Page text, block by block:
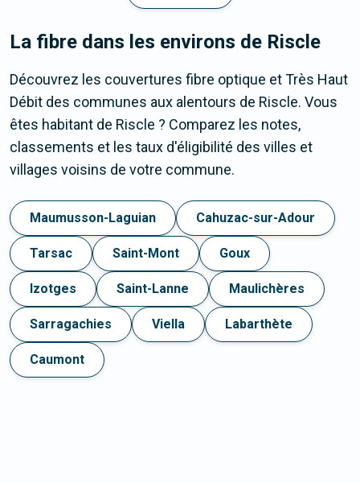
La fibre dans les environs de Riscle
Découvrez les couvertures fibre optique et Très Haut
Débit des communes aux alentours de Riscle. Vous
êtes habitant de Riscle ? Comparez les notes,
classements et les taux d'éligibilité des villes et
villages voisins de votre commune.
Maumusson-Laguian Cahuzac-sur-Adour
Tarsac Saint-Mont Goux
Izotges Saint-Lanne Maulichères
Sarragachies Viella Labarthète
Caumont